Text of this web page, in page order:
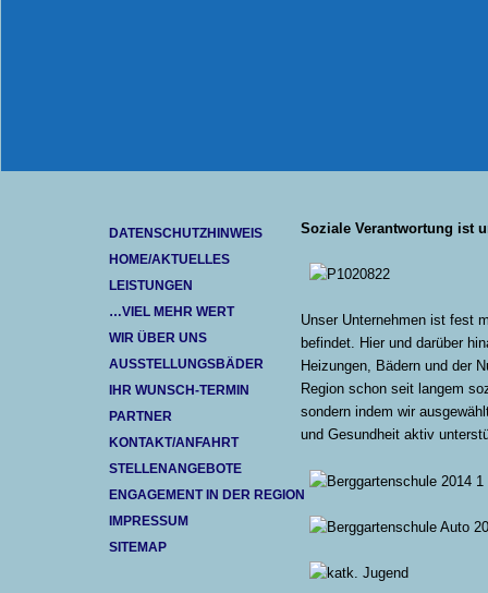
Soziale Verantwortung ist
Unser Unternehmen ist fest
befindet. Hier und darüber
Heizungen, Bädern und der
Region schon seit langem
sondern indem wir
und Gesundheit aktiv
DATENSCHUTZHINWEIS
HOME/AKTUELLES
LEISTUNGEN
…VIEL MEHR WERT
WIR ÜBER UNS
AUSSTELLUNGSBÄDER
IHR WUNSCH-TERMIN
PARTNER
KONTAKT/ANFAHRT
STELLENANGEBOTE
ENGAGEMENT IN DER REGION
IMPRESSUM
SITEMAP